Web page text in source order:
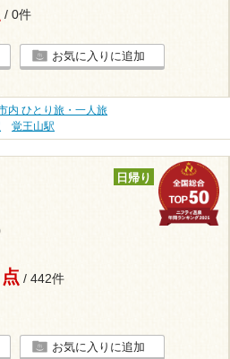
/ 0件
お気に入りに追加
内 ひとり旅・一人旅
覚王山駅
日帰り
/ 442件
お気に入りに追加